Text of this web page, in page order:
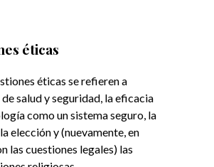
éticas
éticas se refieren a
salud y seguridad, la eficacia
como un sistema seguro, la
elección y (nuevamente, en
las cuestiones legales) las